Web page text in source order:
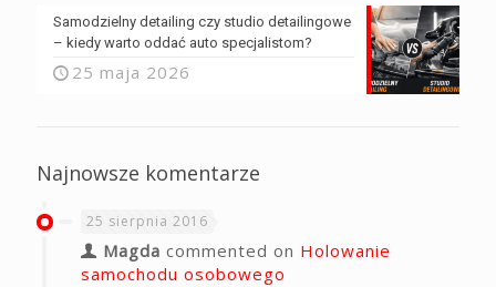
Samodzielny detailing czy studio detailingowe
– kiedy warto oddać auto specjalistom?
25 maja 2026
Najnowsze komentarze
25 sierpnia 2016
Magda commented on Holowanie
samochodu osobowego